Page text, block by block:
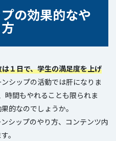
の効果的なや
１日で、学生の満足度を上げ
シップの活動では肝になりま
時間もやれることも限られま
的なのでしょうか。
シップのやり方、コンテンツ内
。